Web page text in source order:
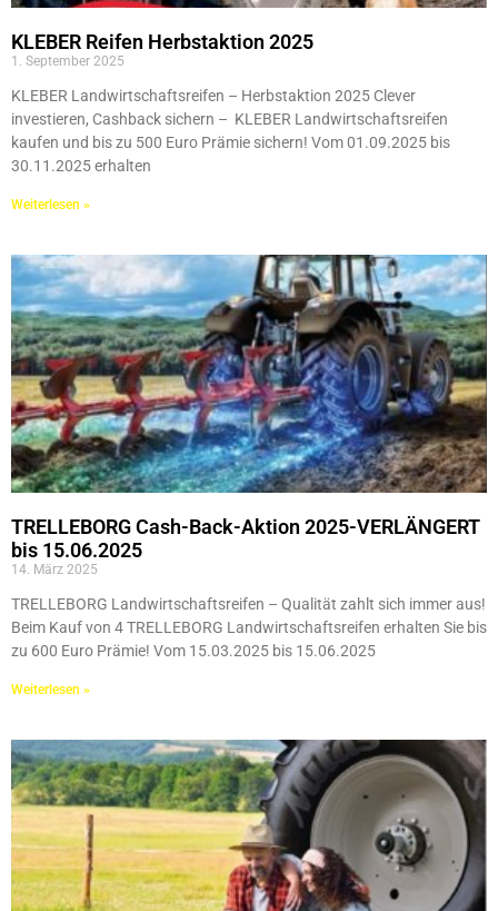
KLEBER Reifen Herbstaktion 2025
1. September 2025
KLEBER Landwirtschaftsreifen – Herbstaktion 2025 Clever
investieren, Cashback sichern – KLEBER Landwirtschaftsreifen
kaufen und bis zu 500 Euro Prämie sichern! Vom 01.09.2025 bis
30.11.2025 erhalten
Weiterlesen »
TRELLEBORG Cash-Back-Aktion 2025-VERLÄNGERT
bis 15.06.2025
14. März 2025
TRELLEBORG Landwirtschaftsreifen – Qualität zahlt sich immer aus!
Beim Kauf von 4 TRELLEBORG Landwirtschaftsreifen erhalten Sie bis
zu 600 Euro Prämie! Vom 15.03.2025 bis 15.06.2025
Weiterlesen »